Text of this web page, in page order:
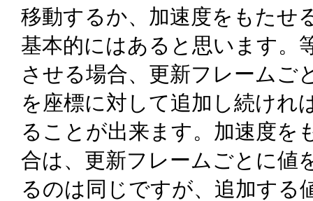
移動するか、加速度をもたせ
基本的にはあると思います。
させる場合、更新フレームご
を座標に対して追加し続けれ
ることが出来ます。加速度を
合は、更新フレームごとに値
るのは同じですが、追加する